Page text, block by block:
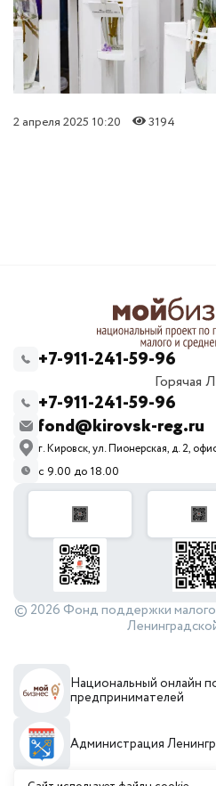
2 апреля 2025 10:20 3194
+7-911-241-59-96
Горячая
+7-911-241-59-96
fond@kirovsk-reg.ru
г. Кировск, ул. Пионерская, д. 2,
с 9.00 до 18.00
© 2026 Фонд поддержки малого
Национальный онлайн
предпринимателей
Администрация